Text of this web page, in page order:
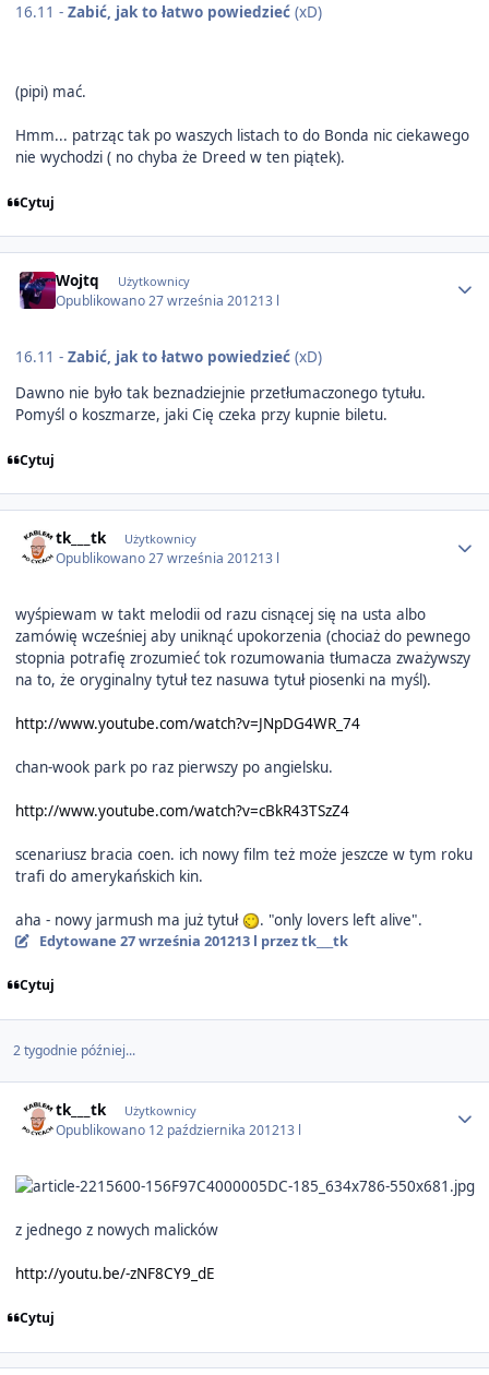
16.11 - Zabić, jak to łatwo powiedzieć (xD)
(pipi) mać.
Hmm... patrząc tak po waszych listach to do Bonda nic ciekawego
nie wychodzi ( no chyba że Dreed w ten piątek).
Cytuj
Wojtq Użytkownicy
Opublikowano27 września 201213 l
16.11 - Zabić, jak to łatwo powiedzieć (xD)
Dawno nie było tak beznadziejnie przetłumaczonego tytułu.
Pomyśl o koszmarze, jaki Cię czeka przy kupnie biletu.
Cytuj
tk___tk Użytkownicy
Opublikowano27 września 201213 l
wyśpiewam w takt melodii od razu cisnącej się na usta albo
zamówię wcześniej aby uniknąć upokorzenia (chociaż do pewnego
stopnia potrafię zrozumieć tok rozumowania tłumacza zważywszy
na to, że oryginalny tytuł tez nasuwa tytuł piosenki na myśl).
http://www.youtube.com/watch?v=JNpDG4WR_74
chan-wook park po raz pierwszy po angielsku.
http://www.youtube.com/watch?v=cBkR43TSzZ4
scenariusz bracia coen. ich nowy film też może jeszcze w tym roku
trafi do amerykańskich kin.
aha - nowy jarmush ma już tytuł
. "only lovers left alive".
Edytowane 27 września 201213 l przez tk___tk
Cytuj
2 tygodnie później...
tk___tk Użytkownicy
Opublikowano 12 października 201213 l
z jednego z nowych malicków
http://youtu.be/-zNF8CY9_dE
Cytuj